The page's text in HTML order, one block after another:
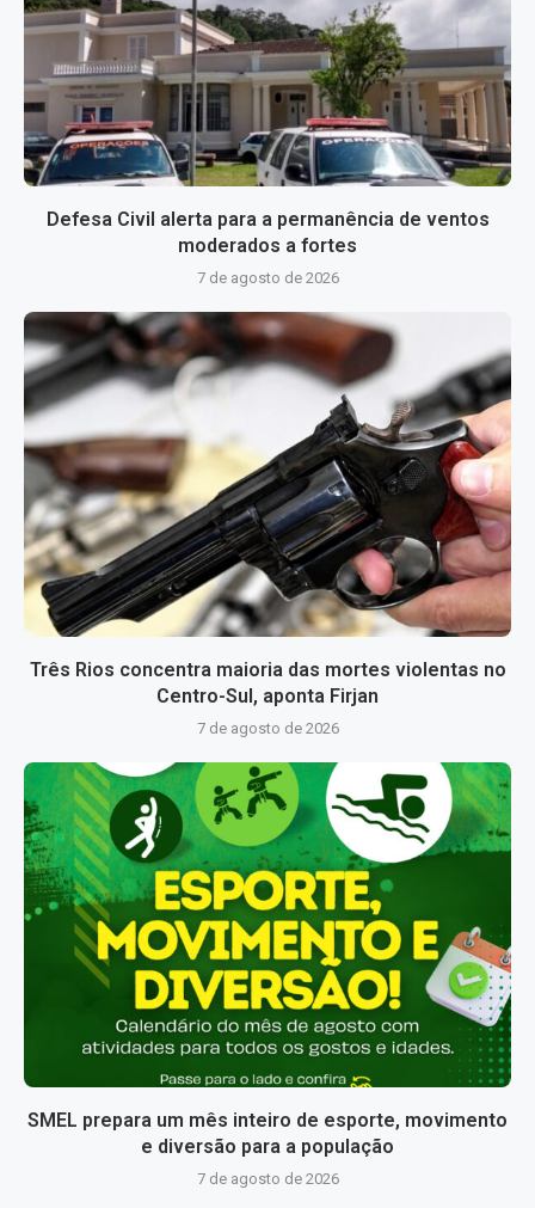
Defesa Civil alerta para a permanência de ventos
moderados a fortes
7 de agosto de 2026
Três Rios concentra maioria das mortes violentas no
Centro-Sul, aponta Firjan
7 de agosto de 2026
SMEL prepara um mês inteiro de esporte, movimento
e diversão para a população
7 de agosto de 2026